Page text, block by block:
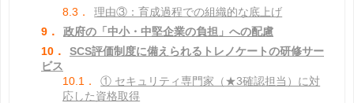
8.3．
理由③：育成過程での組織的な底上げ
9．
政府の「中小・中堅企業の負担」への配慮
10．
SCS評価制度に備えられるトレノケートの研修サー
ビス
10.1．
① セキュリティ専門家（★3確認担当）に対
応した資格取得